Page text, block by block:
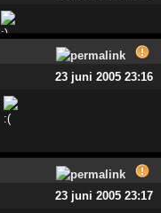
23 juni 2005 23:16
23 juni 2005 23:17